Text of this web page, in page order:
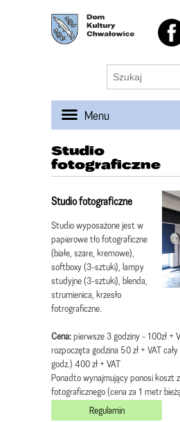
Menu
Studio
fotograficzne
Studio fotograficzne
Studio wyposażone jest w
papierowe tło fotograficzne
(białe, szare, kremowe),
softboxy (3-sztuki), lampy
studyjne (3-sztuki), blenda,
strumienica, krzesło
fotrograficzne.
Cena:pierwsze 3 godziny - 100zł +
rozpoczęta godzina 50 zł + VAT
godz.) 400 zł + VAT
Ponadto wynajmujący ponosi koszt
fotograficznego (cena za 1 metr
Regulamin